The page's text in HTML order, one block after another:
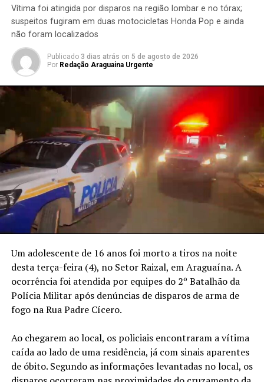
Vítima foi atingida por disparos na região lombar e no tórax;
suspeitos fugiram em duas motocicletas Honda Pop e ainda
não foram localizados
Publicado 3 dias atrás on 5 de agosto de 2026
Por Redação Araguaina Urgente
Um adolescente de 16 anos foi morto a tiros na noite
desta terça-feira (4), no Setor Raizal, em Araguaína. A
ocorrência foi atendida por equipes do 2º Batalhão da
Polícia Militar após denúncias de disparos de arma de
fogo na Rua Padre Cícero.
Ao chegarem ao local, os policiais encontraram a vítima
caída ao lado de uma residência, já com sinais aparentes
de óbito. Segundo as informações levantadas no local, os